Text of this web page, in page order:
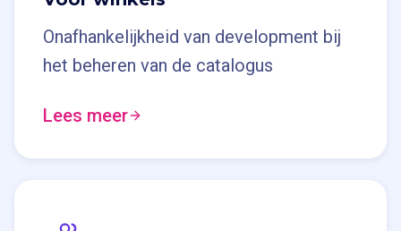
Onafhankelijkheid van development bij
het beheren van de catalogus
Lees meer